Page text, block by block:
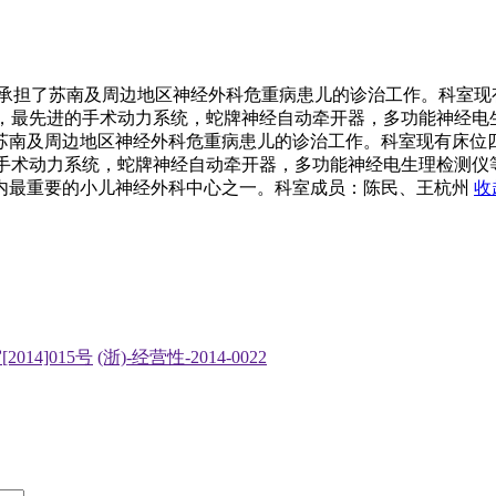
了苏南及周边地区神经外科危重病患儿的诊治工作。科室
最先进的手术动力系统，蛇牌神经自动牵开器，多功能神经
及周边地区神经外科危重病患儿的诊治工作。科室现有床
术动力系统，蛇牌神经自动牵开器，多功能神经电生理检测
重要的小儿神经外科中心之一。科室成员：陈民、王杭州 收
号 (浙)-经营性-2014-0022